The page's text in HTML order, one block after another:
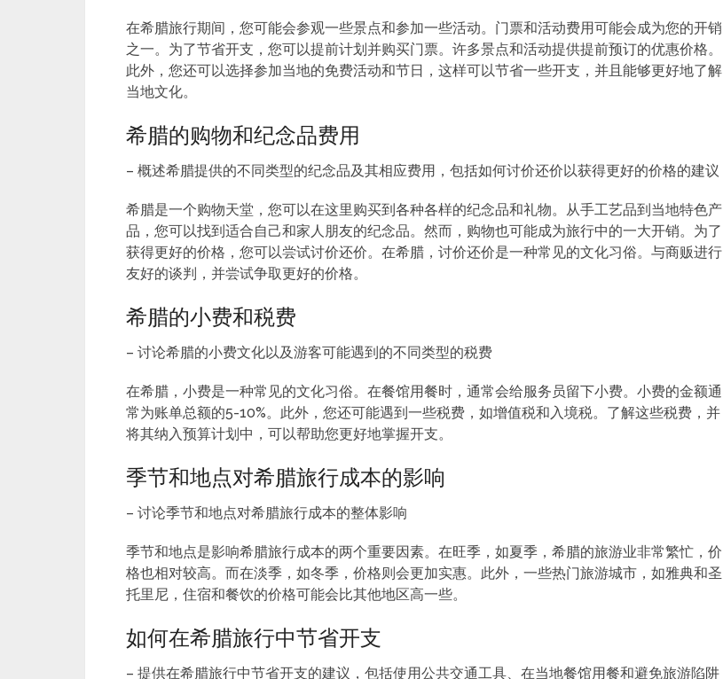
在希腊旅行期间，您可能会参观一些景点和参加一些活动。门票和活动费用可能会成为您的开销
之一。为了节省开支，您可以提前计划并购买门票。许多景点和活动提供提前预订的优惠价格。
此外，您还可以选择参加当地的免费活动和节日，这样可以节省一些开支，并且能够更好地了解
当地文化。
希腊的购物和纪念品费用
– 概述希腊提供的不同类型的纪念品及其相应费用，包括如何讨价还价以获得更好的价格的建议
希腊是一个购物天堂，您可以在这里购买到各种各样的纪念品和礼物。从手工艺品到当地特色产
品，您可以找到适合自己和家人朋友的纪念品。然而，购物也可能成为旅行中的一大开销。为了
获得更好的价格，您可以尝试讨价还价。在希腊，讨价还价是一种常见的文化习俗。与商贩进行
友好的谈判，并尝试争取更好的价格。
希腊的小费和税费
– 讨论希腊的小费文化以及游客可能遇到的不同类型的税费
在希腊，小费是一种常见的文化习俗。在餐馆用餐时，通常会给服务员留下小费。小费的金额通
常为账单总额的5-10%。此外，您还可能遇到一些税费，如增值税和入境税。了解这些税费，并
将其纳入预算计划中，可以帮助您更好地掌握开支。
季节和地点对希腊旅行成本的影响
– 讨论季节和地点对希腊旅行成本的整体影响
季节和地点是影响希腊旅行成本的两个重要因素。在旺季，如夏季，希腊的旅游业非常繁忙，价
格也相对较高。而在淡季，如冬季，价格则会更加实惠。此外，一些热门旅游城市，如雅典和圣
托里尼，住宿和餐饮的价格可能会比其他地区高一些。
如何在希腊旅行中节省开支
– 提供在希腊旅行中节省开支的建议，包括使用公共交通工具、在当地餐馆用餐和避免旅游陷阱